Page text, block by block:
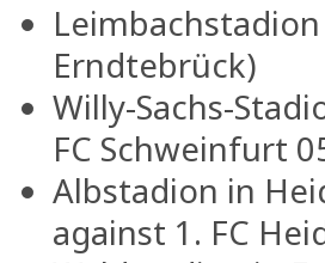
Erndtebrück)
Willy-Sachs-
FC Schweinfurt
Albstadion in
against 1. FC